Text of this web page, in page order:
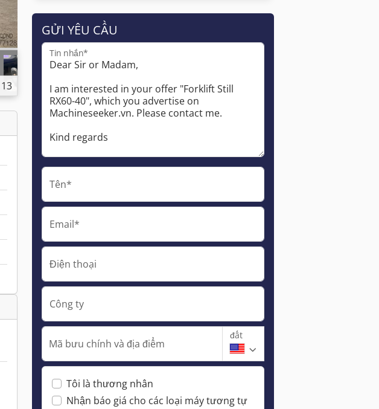
13
GỬI YÊU CẦU
Tin nhắn*
Tên*
Email*
Điện thoại
Công ty
Mã bưu chính và địa điểm
đất
Tôi là thương nhân
Nhận báo giá cho các loại máy tương tự